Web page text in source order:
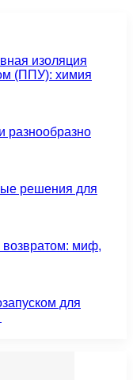
изоляция
(ППУ): химия
разнообразно
решения для
возвратом: миф,
для